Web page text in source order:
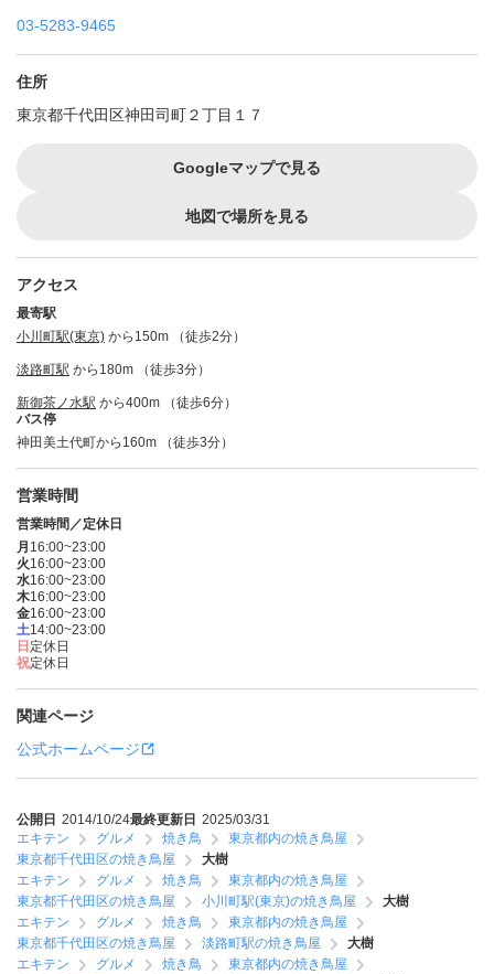
03-5283-9465
住所
東京都千代田区神田司町２丁目１７
Googleマップで見る
地図で場所を見る
アクセス
最寄駅
小川町駅(東京) から150m （徒歩2分）
淡路町駅 から180m （徒歩3分）
新御茶ノ水駅 から400m （徒歩6分）
バス停
神田美土代町から160m （徒歩3分）
営業時間
営業時間／定休日
月 16:00~23:00
火16:00~23:00
水16:00~23:00
木16:00~23:00
金16:00~23:00
土14:00~23:00
日 定休日
祝定休日
関連ページ
公式ホームページ
公開日 2014/10/24最終更新日 2025/03/31
エキテン
グルメ 焼き鳥
東京都内の焼き鳥屋
東京都千代田区の焼き鳥屋
大樹
エキテン
グルメ 焼き鳥
東京都内の焼き鳥屋
東京都千代田区の焼き鳥屋
小川町駅(東京)の焼き鳥屋
大樹
エキテン
グルメ 焼き鳥
東京都内の焼き鳥屋
東京都千代田区の焼き鳥屋
淡路町駅の焼き鳥屋
大樹
エキテン
グルメ 焼き鳥
東京都内の焼き鳥屋